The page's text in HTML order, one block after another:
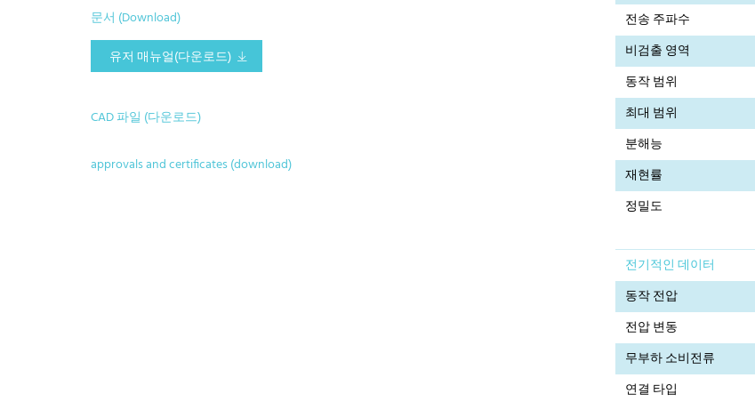
문서 (Download)
유저 매뉴얼(다운로드)
CAD 파일 (다운로드)
approvals and certificates (download)
전송 주파수
비검출 영역
동작 범위
최대 범위
분해능
재현률
정밀도
전기적인 데이터
동작 전압
전압 변동
무부하 소비전류
연결 타입